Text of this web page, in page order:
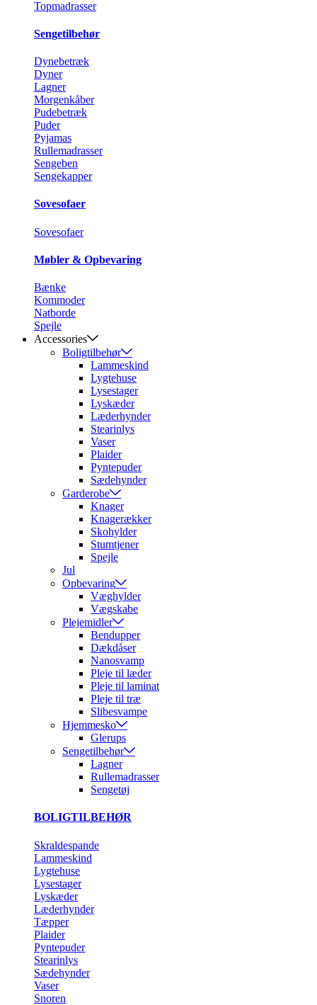
Topmadrasser
Sengetilbehør
Dynebetræk
Dyner
Lagner
Morgenkåber
Pudebetræk
Puder
Pyjamas
Rullemadrasser
Sengeben
Sengekapper
Sovesofaer
Sovesofaer
Møbler & Opbevaring
Bænke
Kommoder
Natborde
Spejle
Accessories
Boligtilbehør
Lammeskind
Lygtehuse
Lysestager
Lyskæder
Læderhynder
Stearinlys
Vaser
Plaider
Pyntepuder
Sædehynder
Garderobe
Knager
Knagerækker
Skohylder
Stumtjener
Spejle
Jul
Opbevaring
Væghylder
Vægskabe
Plejemidler
Bendupper
Dækdåser
Nanosvamp
Pleje til læder
Pleje til laminat
Pleje til træ
Slibesvampe
Hjemmesko
Glerups
Sengetilbehør
Lagner
Rullemadrasser
Sengetøj
BOLIGTILBEHØR
Skraldespande
Lammeskind
Lygtehuse
Lysestager
Lyskæder
Læderhynder
Tæpper
Plaider
Pyntepuder
Stearinlys
Sædehynder
Vaser
Snoren